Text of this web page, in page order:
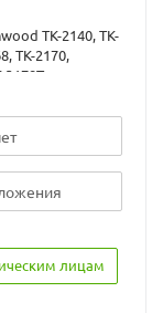
TK-2140, TK-
TK-2170,
3178T.
лицам